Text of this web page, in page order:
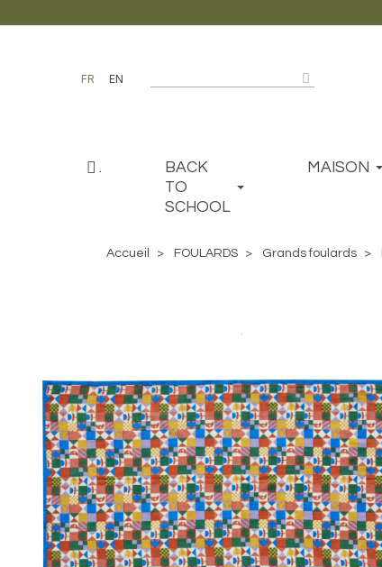
FR EN
.
BACK
TO
SCHOOL
MAISON
Accueil FOULARDS Grands foulards